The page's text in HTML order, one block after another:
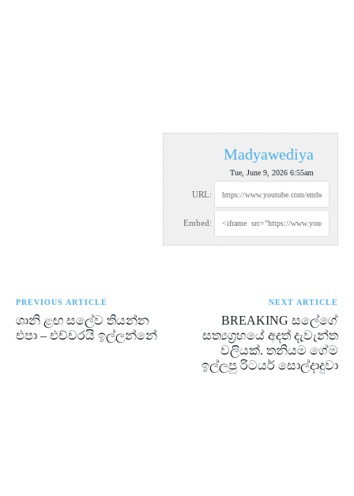
Madyawediya
Tue, June 9, 2026 6:55am
URL:
Embed:
PREVIOUS ARTICLE
ශානි ළඟ සලේව තියන්න
එපා – එච්චරයි ඉල්ලන්නේ
NEXT ARTICLE
BREAKING සලේගේ
සත්‍යග්‍රහයේ අදත් දැවැන්ත
වලියක්. තනියම ගේම
ඉල්ලපු රිටයර් සොල්දාදුවා